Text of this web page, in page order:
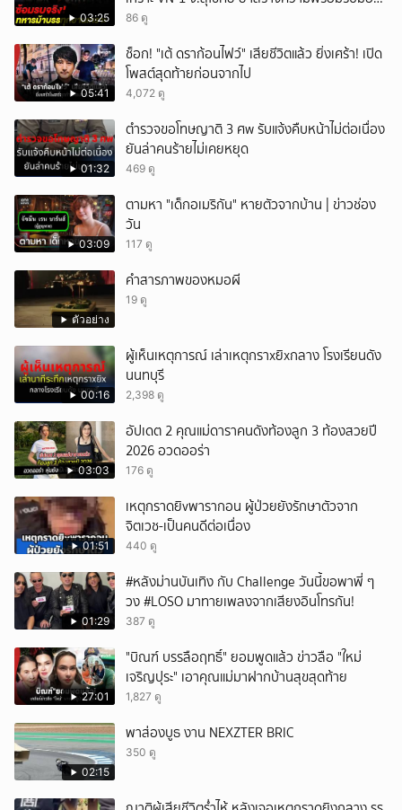
03:25
ทุกสถานการณ์
86 ดู
05:41
ช็อก! "เต้ ดราก้อนไฟว์" เสียชีวิตแล้ว ยิ่งเศร้า! เปิด
โพสต์สุดท้ายก่อนจากไป
4,072 ดู
01:32
ตำรวจขอโทษญาติ 3 ศw รับแจ้งคืบหน้าไม่ต่อเนื่อง
ยันล่าคนร้ายไม่เคยหยุด
469 ดู
03:09
ตามหา "เด็กอเมริกัน" หายตัวจากบ้าน | ข่าวช่อง
วัน
117 ดู
ตัวอย่าง
คำสารภาพของหมอผี
19 ดู
00:16
ผู้เห็นเหตุการณ์ เล่าเหตุกราxยิxกลาง โรงเรียนดัง
นนทบุรี
2,398 ดู
03:03
อัปเดต 2 คุณแม่ดาราคนดังท้องลูก 3 ท้องสวยปี
2026 อวดออร่า
176 ดู
01:51
เหตุกราดยิvพารากอน ผู้ป่วยยังรักษาตัวจาก
จิตเวช-เป็นคนดีต่อเนื่อง
440 ดู
01:29
#หลังม่านบันเทิง กับ Challenge วันนี้ขอพาพี่ ๆ
วง #LOSO มาทายเพลงจากเสียงอินโทรกัน!
387 ดู
27:01
"บิณฑ์ บรรลือฤทธิ์" ยอมพูดแล้ว ข่าวลือ "ใหม่
เจริญปุระ" เอาคุณแม่มาฝากบ้านสุขสุดท้าย
1,827 ดู
02:15
พาส่องบูธ งาน NEXZTER BRIC
350 ดู